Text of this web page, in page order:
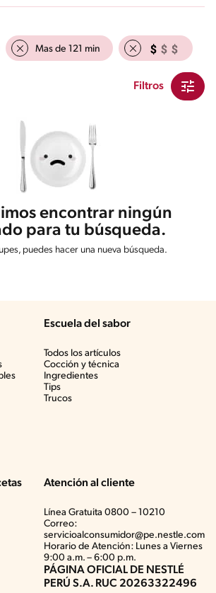
Mas de 121 min
Filtros
encontrar ningún
para tu búsqueda.
puedes hacer una nueva búsqueda.
Escuela del sabor
Todos los artículos
Cocción y técnica
Ingredientes
Tips
Trucos
Atención al cliente
Línea Gratuita 0800 – 10210
Correo:
servicioalconsumidor@pe.nestle.com
Horario de Atención: Lunes a Viernes
9:00 a.m. – 6:00 p.m.
PÁGINA OFICIAL DE NESTLÉ
PERÚ S.A. RUC 20263322496